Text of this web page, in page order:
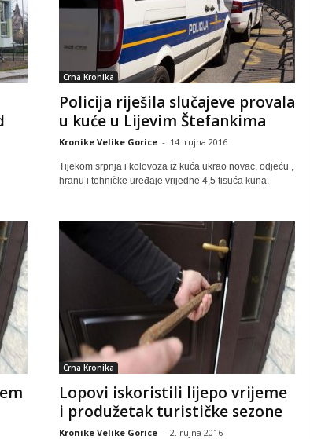
Crna Kronika
Policija riješila slučajeve provala
u kuće u Lijevim Štefankima
Kronike Velike Gorice - 14. rujna 2016
Tijekom srpnja i kolovoza iz kuća ukrao novac, odjeću ,
hranu i tehničke uređaje vrijedne 4,5 tisuća kuna.
Crna Kronika
Lopovi iskoristili lijepo vrijeme
i produžetak turističke sezone
Kronike Velike Gorice - 2. rujna 2016